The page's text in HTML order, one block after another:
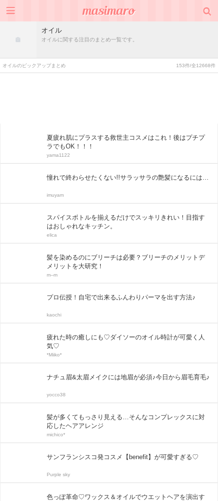
オイル
オイルに関する注目のまとめ一覧です。
オイルのピックアップまとめ 153件/全12668件
夏疲れ肌にプラスする救世主コスメはこれ！後はプチプ
ラでもOK！！！
yama1122
憧れで終わらせたくない!!サラッサラの艶髪になるには…
imuyam
スパイスボトルを揃えるだけでスッキリきれい！目指す
はおしゃれなキッチン。
elica
髪を染めるのにブリーチは必要？ブリーチのメリットデ
メリットを大研究！
m--m
プロ伝授！自宅で出来るふんわりパーマを出す方法♪
kaochi
疲れた時の癒しにも♡ダイソーのオイル時計が可愛く人
気♡
*Miiko*
ナチュ眉&太眉メイクには地眉が必須♪今日から眉毛育毛♪
yocco38
髪が多くてもっさり見える…そんなコンプレックスに対
応したヘアアレンジ
michico*
サンフランシスコ発コスメ【benefit】が可愛すぎる♡
Purple sky
色っぽ革命♡ワックス＆オイルでウエットヘアを演出す